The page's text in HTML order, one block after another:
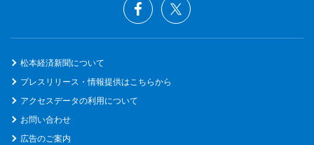
松本経済新聞について
プレスリリース・情報提供はこちらから
アクセスデータの利用について
お問い合わせ
広告のご案内